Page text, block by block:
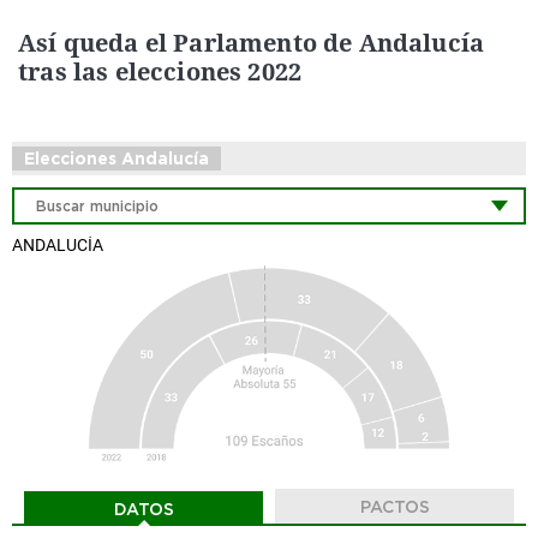
Así queda el Parlamento de Andalucía
tras las elecciones 2022
Elecciones Andalucía
ANDALUCÍA
DATOS PACTOS